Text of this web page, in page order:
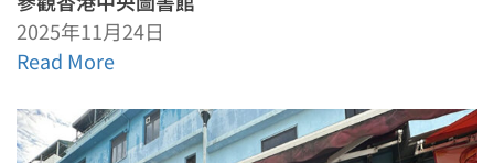
2025年11月24日
Read More